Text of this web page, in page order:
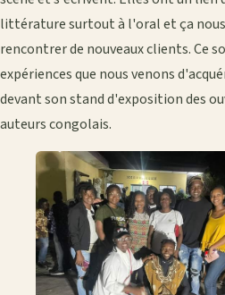
littérature surtout à l'oral et ça nous
rencontrer de nouveaux clients. Ce
expériences que nous venons
devant son stand d'exposition des
auteurs congolais.